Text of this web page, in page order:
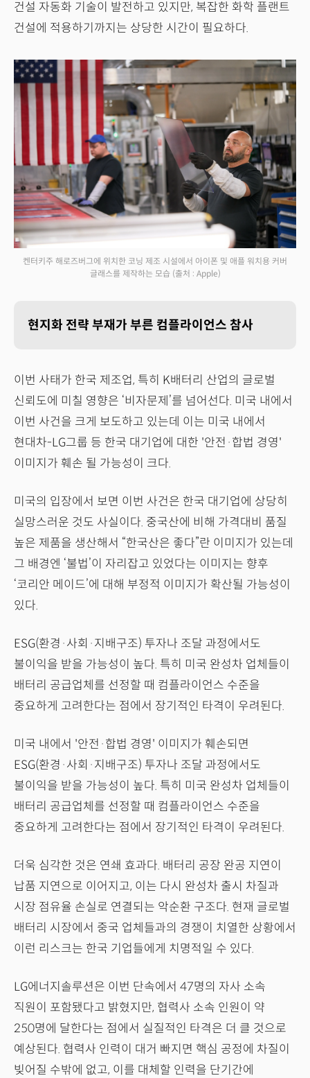
건설 자동화 기술이 발전하고 있지만, 복잡한 화학 플랜트
건설에 적용하기까지는 상당한 시간이 필요하다.
켄터키주 해로즈버그에 위치한 코닝 제조 시설에서 아이폰 및 애플 워치용 커버
글래스를 제작하는 모습 (출처 : Apple)
현지화 전략 부재가 부른 컴플라이언스 참사
이번 사태가 한국 제조업, 특히 K배터리 산업의 글로벌
신뢰도에 미칠 영향은 ‘비자문제’를 넘어선다. 미국 내에서
이번 사건을 크게 보도하고 있는데 이는 미국 내에서
현대차-LG그룹 등 한국 대기업에 대한 '안전·합법 경영'
이미지가 훼손 될 가능성이 크다.
미국의 입장에서 보면 이번 사건은 한국 대기업에 상당히
실망스러운 것도 사실이다. 중국산에 비해 가격대비 품질
높은 제품을 생산해서 “한국산은 좋다”란 이미지가 있는데
그 배경엔 ‘불법’이 자리잡고 있었다는 이미지는 향후
‘코리안 메이드’에 대해 부정적 이미지가 확산될 가능성이
있다.
ESG(환경·사회·지배구조) 투자나 조달 과정에서도
불이익을 받을 가능성이 높다. 특히 미국 완성차 업체들이
배터리 공급업체를 선정할 때 컴플라이언스 수준을
중요하게 고려한다는 점에서 장기적인 타격이 우려된다.
미국 내에서 '안전·합법 경영' 이미지가 훼손되면
ESG(환경·사회·지배구조) 투자나 조달 과정에서도
불이익을 받을 가능성이 높다. 특히 미국 완성차 업체들이
배터리 공급업체를 선정할 때 컴플라이언스 수준을
중요하게 고려한다는 점에서 장기적인 타격이 우려된다.
더욱 심각한 것은 연쇄 효과다. 배터리 공장 완공 지연이
납품 지연으로 이어지고, 이는 다시 완성차 출시 차질과
시장 점유율 손실로 연결되는 악순환 구조다. 현재 글로벌
배터리 시장에서 중국 업체들과의 경쟁이 치열한 상황에서
이런 리스크는 한국 기업들에게 치명적일 수 있다.
LG에너지솔루션은 이번 단속에서 47명의 자사 소속
직원이 포함됐다고 밝혔지만, 협력사 소속 인원이 약
250명에 달한다는 점에서 실질적인 타격은 더 클 것으로
예상된다. 협력사 인력이 대거 빠지면 핵심 공정에 차질이
빚어질 수밖에 없고, 이를 대체할 인력을 단기간에